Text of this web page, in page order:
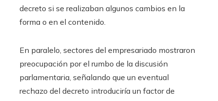
decreto si se realizaban algunos cambios en la
forma o en el contenido.
En paralelo, sectores del empresariado mostraron
preocupación por el rumbo de la discusión
parlamentaria, señalando que un eventual
rechazo del decreto introduciría un factor de